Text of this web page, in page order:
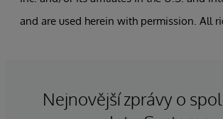
and are used herein with permission. All
Nejnovější zprávy o